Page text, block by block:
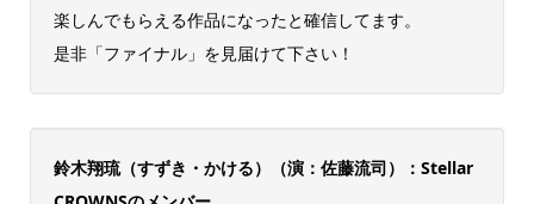
楽しんでもらえる作品になったと確信してます。
是非「ファイナル」を見届けて下さい！
鈴木翔琉（すずき・かける）（演：佐藤流司）：Stellar